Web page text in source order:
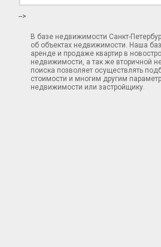
-->
В базе недвижимости Санкт-
об объектах недвижимости. Наша
аренде и продаже квартир в
недвижимости, а так же вторичной
поиска позволяет осуществлять
стоимости и многим другим
недвижимости или застройщику.